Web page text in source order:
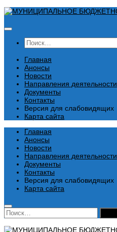
Перейти
содержимому
Найти:
Главная
Анонсы
Новости
Направления деятельности
Документы
Контакты
Версия для слабовидящих
Карта сайта
Главная
Анонсы
Новости
Направления деятельности
Документы
Контакты
Версия для слабовидящих
Карта сайта
Найти: